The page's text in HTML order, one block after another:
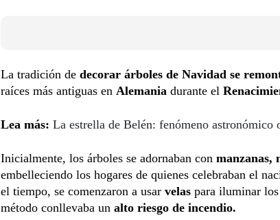
La tradición de decorar árboles de Navidad se
raíces más antiguas en Alemania durante el
Lea más: La estrella de Belén: fenómeno astronómico
Inicialmente, los árboles se adornaban con manzanas,
embelleciendo los hogares de quienes celebraban el
el tiempo, se comenzaron a usar velas para iluminar los
método conllevaba un alto riesgo de incendio.